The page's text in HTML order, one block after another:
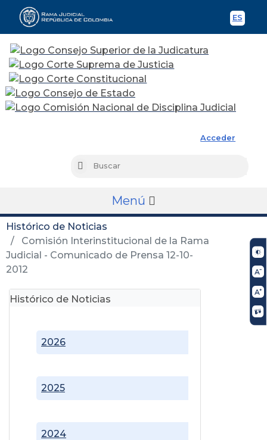
ES
Acceder
Buscar
Menú
Histórico de Noticias
Comisión Interinstitucional de la Rama
Judicial - Comunicado de Prensa 12-10-
2012
Histórico de Noticias
2024
2025
2026